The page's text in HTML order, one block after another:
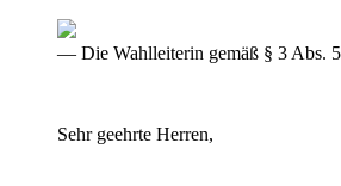
— Die Wahlleiterin gemäß § 3 Abs.
Sehr geehrte Herren,